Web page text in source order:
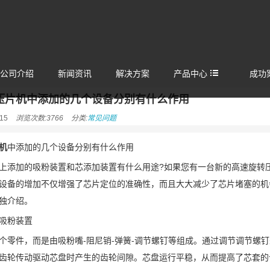
公司介绍 新闻资讯 解决方案 产品中心 成功
片机中添加的几个设备分别有什么作用
浏览次数:3766 分类:常见问题
中添加的几个设备分别有什么作用
添加的吸粉装置和芯添加装置有什么用途?如果您有一台新的高速旋
备的增加不仅增强了芯片定位的准确性，而且大大减少了芯片堵塞的
介绍。
粉装置
零件，而是由吸粉嘴-阻尼销-弹簧-调节螺钉等组成。通过调节调节螺
轮传动驱动芯盘时产生的齿轮间隙。芯盘运行平稳，从而提高了芯套